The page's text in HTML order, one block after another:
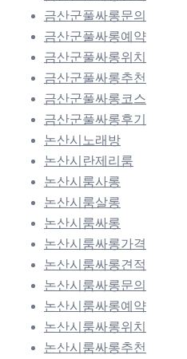
금산군풀싸롱문의
금산군풀싸롱예약
금산군풀싸롱위치
금산군풀싸롱추천
금산군풀싸롱코스
금산군풀싸롱후기
논산시노래방
논산시란제리룸
논산시룸사롱
논산시룸살롱
논산시룸싸롱
논산시룸싸롱가격
논산시룸싸롱견적
논산시룸싸롱문의
논산시룸싸롱예약
논산시룸싸롱위치
논산시룸싸롱추천